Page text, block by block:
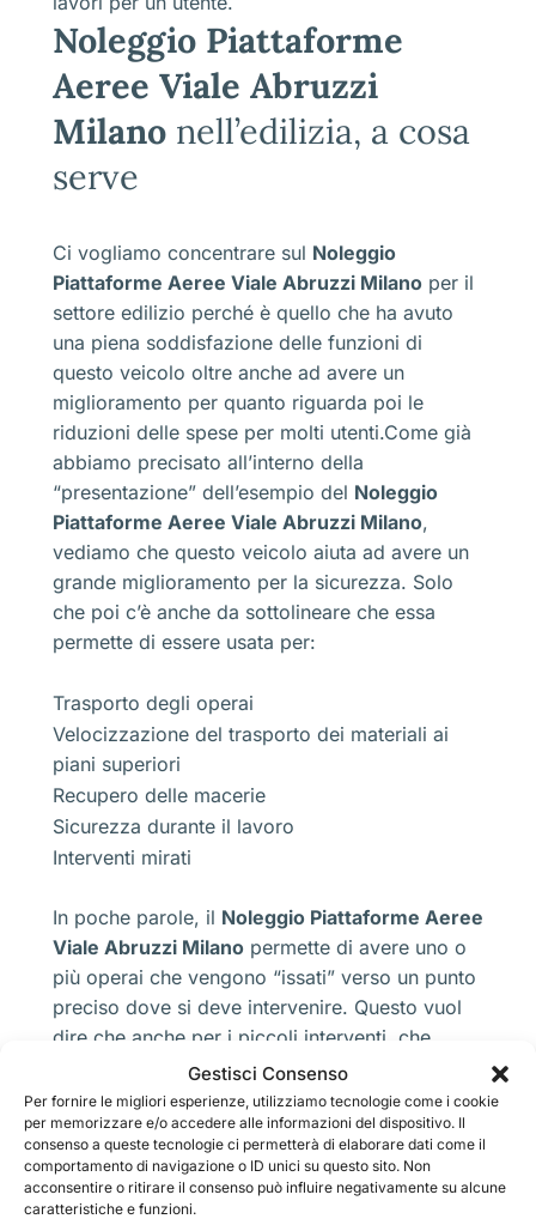
Gestisci Consenso
Per fornire le migliori esperienze, utilizziamo tecnologie come i cookie
per memorizzare e/o accedere alle informazioni del dispositivo. Il
consenso a queste tecnologie ci permetterà di elaborare dati come il
comportamento di navigazione o ID unici su questo sito. Non
acconsentire o ritirare il consenso può influire negativamente su alcune
caratteristiche e funzioni.
Noleggio Piattaforme
Aeree Viale Abruzzi
Milano nell’edilizia, a cosa
serve
Ci vogliamo concentrare sul Noleggio
Piattaforme Aeree Viale Abruzzi Milano per il
settore edilizio perché è quello che ha avuto
una piena soddisfazione delle funzioni di
questo veicolo oltre anche ad avere un
miglioramento per quanto riguarda poi le
riduzioni delle spese per molti utenti.Come già
abbiamo precisato all’interno della
“presentazione” dell’esempio del Noleggio
Piattaforme Aeree Viale Abruzzi Milano,
vediamo che questo veicolo aiuta ad avere un
grande miglioramento per la sicurezza. Solo
che poi c’è anche da sottolineare che essa
permette di essere usata per:
Trasporto degli operai
Velocizzazione del trasporto dei materiali ai
piani superiori
Recupero delle macerie
Sicurezza durante il lavoro
Interventi mirati
In poche parole, il Noleggio Piattaforme Aeree
Viale Abruzzi Milano permette di avere uno o
più operai che vengono “issati” verso un punto
preciso dove si deve intervenire. Questo vuol
dire che anche per i piccoli interventi, che
magari sono di ristrutturazione oppure anche
semplicemente per una chiusura di qualche
infiltrazione, spaccatura, caduta di calcinacci e
perfino per quanto riguarda un recupero di
serramenti, ringhiere, inferriate o altri elementi
che stanno per cadere.Diciamo che questi sono